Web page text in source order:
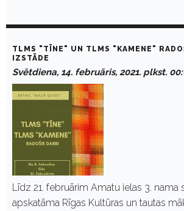
TLMS "TĪNE" UN TLMS "KAMENE"
IZSTĀDE
Svētdiena, 14. februāris, 2021. plkst.
Līdz 21. februārim Amatu ielas 3. nama
apskatāma Rīgas Kultūras un tautas